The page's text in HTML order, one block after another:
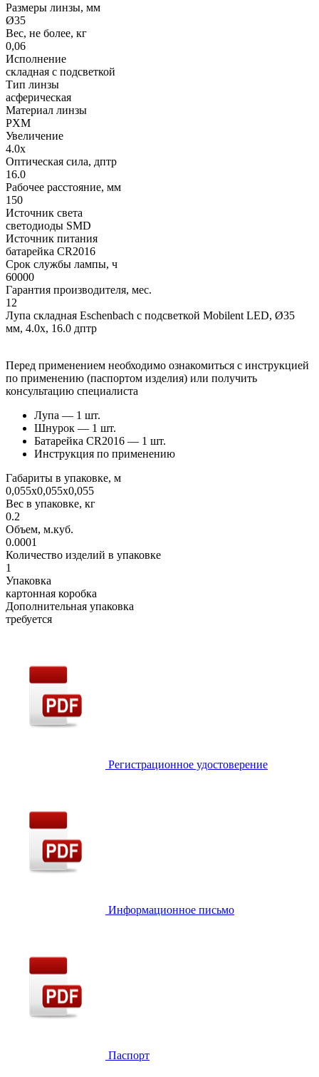
Размеры линзы, мм
Ø35
Вес, не более, кг
0,06
Исполнение
складная с подсветкой
Тип линзы
асферическая
Материал линзы
PXM
Увеличение
4.0x
Оптическая сила, дптр
16.0
Рабочее расстояние, мм
150
Источник света
светодиоды SMD
Источник питания
батарейка CR2016
Срок службы лампы, ч
60000
Гарантия производителя, мес.
12
Лупа складная Eschenbach с подсветкой Mobilent LED, Ø35
мм, 4.0x, 16.0 дптр
Перед применением необходимо ознакомиться с инструкцией
по применению (паспортом изделия) или получить
консультацию специалиста
Лупа — 1 шт.
Шнурок — 1 шт.
Батарейка CR2016 — 1 шт.
Инструкция по применению
Габариты в упаковке, м
0,055х0,055х0,055
Вес в упаковке, кг
0.2
Объем, м.куб.
0.0001
Количество изделий в упаковке
1
Упаковка
картонная коробка
Дополнительная упаковка
требуется
Регистрационное удостоверение
Информационное письмо
Паспорт